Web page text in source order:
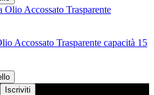
Accossato Trasparente capacità 15
Iscriviti